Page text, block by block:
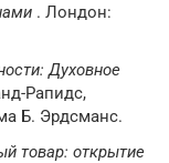
. Лондон:
Духовное
Рапидс,
Б. Эрдсманс.
товар: открытие